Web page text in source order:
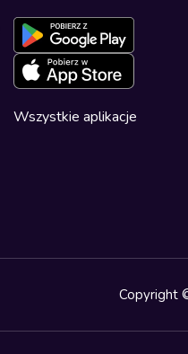
Wszystkie aplikacje
Copyright